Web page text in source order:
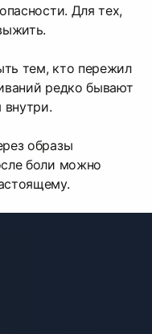
Для тех,
тем, кто пережил
редко бывают
внутри.
образы
боли можно